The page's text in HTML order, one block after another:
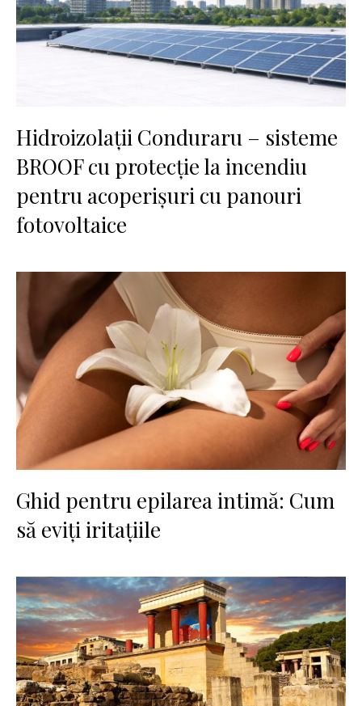
Hidroizolații Conduraru – sisteme
BROOF cu protecție la incendiu
pentru acoperișuri cu panouri
fotovoltaice
Ghid pentru epilarea intimă: Cum
să eviți iritațiile